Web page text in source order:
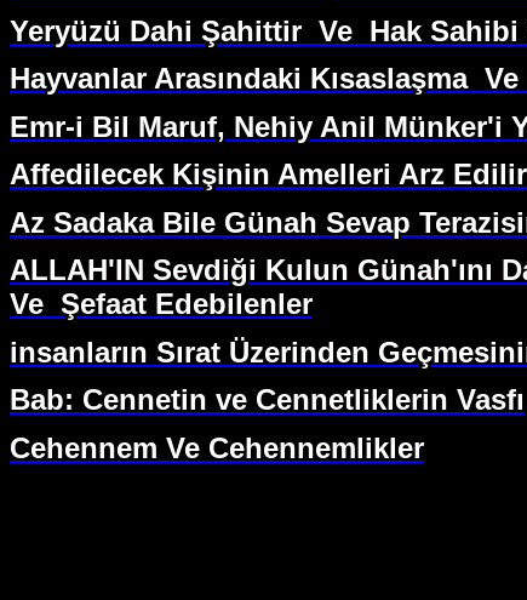
Yeryüzü Dahi Şahittir Ve Hak Sahibi
Hayvanlar Arasındaki Kısaslaşma Ve
Emr-i Bil Maruf, Nehiy Anil Münker'i
Affedilecek Kişinin Amelleri Arz
Az Sadaka Bile Günah Sevap
ALLAH'IN Sevdiği Kulun Günah'ını
Ve Şefaat Edebilenler
insanların Sırat Üzerinden
Bab: Cennetin ve Cennetliklerin Vasfı
Cehennem Ve Cehennemlikler